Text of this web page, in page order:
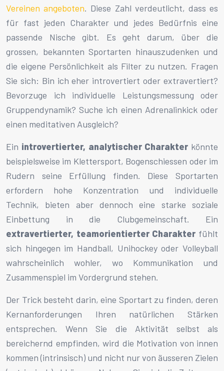
Vereinen angeboten. Diese Zahl verdeutlicht, dass es
für fast jeden Charakter und jedes Bedürfnis eine
passende Nische gibt. Es geht darum, über die
grossen, bekannten Sportarten hinauszudenken und
die eigene Persönlichkeit als Filter zu nutzen. Fragen
Sie sich: Bin ich eher introvertiert oder extravertiert?
Bevorzuge ich individuelle Leistungsmessung oder
Gruppendynamik? Suche ich einen Adrenalinkick oder
einen meditativen Ausgleich?
Ein introvertierter, analytischer Charakter könnte
beispielsweise im Klettersport, Bogenschiessen oder im
Rudern seine Erfüllung finden. Diese Sportarten
erfordern hohe Konzentration und individuelle
Technik, bieten aber dennoch eine starke soziale
Einbettung in die Clubgemeinschaft. Ein
extravertierter, teamorientierter Charakter fühlt
sich hingegen im Handball, Unihockey oder Volleyball
wahrscheinlich wohler, wo Kommunikation und
Zusammenspiel im Vordergrund stehen.
Der Trick besteht darin, eine Sportart zu finden, deren
Kernanforderungen Ihren natürlichen Stärken
entsprechen. Wenn Sie die Aktivität selbst als
bereichernd empfinden, wird die Motivation von innen
kommen (intrinsisch) und nicht nur von äusseren Zielen